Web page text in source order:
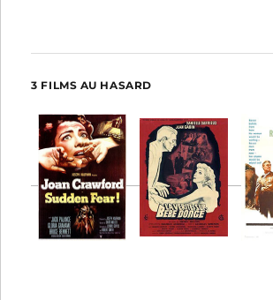
3 FILMS AU HASARD